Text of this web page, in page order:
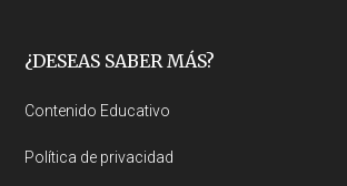
Footer
¿DESEAS SABER MÁS?
Contenido Educativo
Política de privacidad